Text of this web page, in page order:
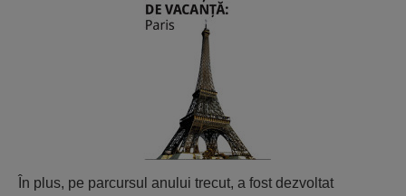
În plus, pe parcursul anului trecut, a fost dezvoltat